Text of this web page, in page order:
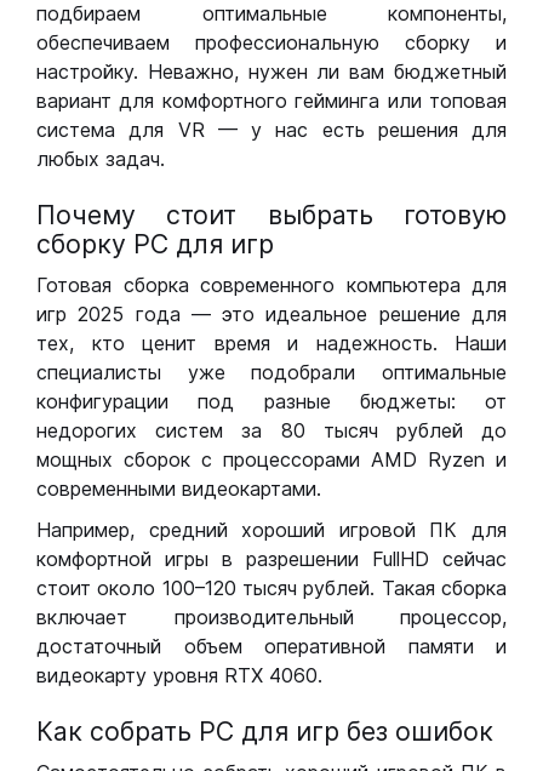
подбираем оптимальные компоненты,
обеспечиваем профессиональную сборку и
настройку. Неважно, нужен ли вам бюджетный
вариант для комфортного гейминга или топовая
система для VR — у нас есть решения для
любых задач.
Почему стоит выбрать готовую
сборку РС для игр
Готовая сборка современного компьютера для
игр 2025 года — это идеальное решение для
тех, кто ценит время и надежность. Наши
специалисты уже подобрали оптимальные
конфигурации под разные бюджеты: от
недорогих систем за 80 тысяч рублей до
мощных сборок с процессорами AMD Ryzen и
современными видеокартами.
Например, средний хороший игровой ПК для
комфортной игры в разрешении FullHD сейчас
стоит около 100–120 тысяч рублей. Такая сборка
включает производительный процессор,
достаточный объем оперативной памяти и
видеокарту уровня RTX 4060.
Как собрать РС для игр без ошибок